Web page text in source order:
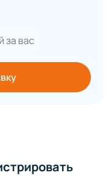
за вас